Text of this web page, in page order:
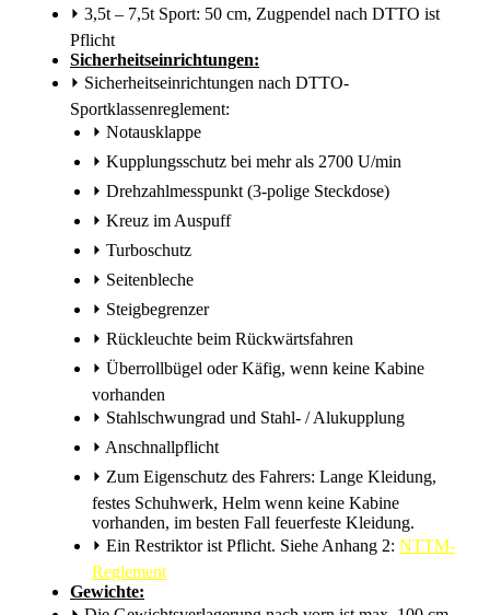
⏵ 3,5t – 7,5t Sport: 50 cm, Zugpendel nach DTTO ist
Pflicht
Sicherheitseinrichtungen:
⏵ Sicherheitseinrichtungen nach DTTO-
Sportklassenreglement:
⏵ Notausklappe
⏵ Kupplungsschutz bei mehr als 2700 U/min
⏵ Drehzahlmesspunkt (3-polige Steckdose)
⏵ Kreuz im Auspuff
⏵ Turboschutz
⏵ Seitenbleche
⏵ Steigbegrenzer
⏵ Rückleuchte beim Rückwärtsfahren
⏵ Überrollbügel oder Käfig, wenn keine Kabine
vorhanden
⏵ Stahlschwungrad und Stahl- / Alukupplung
⏵ Anschnallpflicht
⏵ Zum Eigenschutz des Fahrers: Lange Kleidung,
festes Schuhwerk, Helm wenn keine Kabine
vorhanden, im besten Fall feuerfeste Kleidung.
⏵ Ein Restriktor ist Pflicht. Siehe Anhang 2: NTTM-
Reglement
Gewichte: